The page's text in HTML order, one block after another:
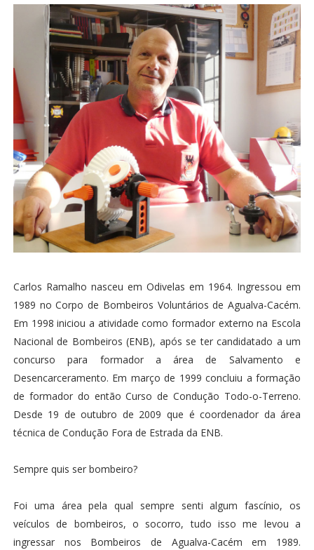
Carlos Ramalho nasceu em Odivelas em 1964. Ingressou em
1989 no Corpo de Bombeiros Voluntários de Agualva-Cacém.
Em 1998 iniciou a atividade como formador externo na Escola
Nacional de Bombeiros (ENB), após se ter candidatado a um
concurso para formador a área de Salvamento e
Desencarceramento. Em março de 1999 concluiu a formação
de formador do então Curso de Condução Todo-o-Terreno.
Desde 19 de outubro de 2009 que é coordenador da área
técnica de Condução Fora de Estrada da ENB.
Sempre quis ser bombeiro?
Foi uma área pela qual sempre senti algum fascínio, os
veículos de bombeiros, o socorro, tudo isso me levou a
ingressar nos Bombeiros de Agualva-Cacém em 1989.